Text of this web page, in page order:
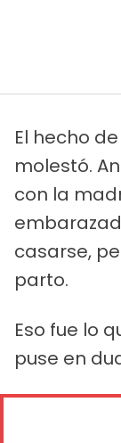
El hecho
molestó.
con la
casarse,
parto.
Eso fue lo
puse en